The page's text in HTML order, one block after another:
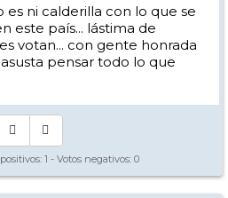
ni calderilla con lo que se
este país... lástima de
votan... con gente honrada
pensar todo lo que
1 - Votos negativos: 0